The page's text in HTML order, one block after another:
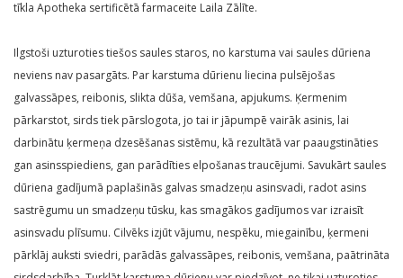
tīkla Apotheka sertificētā farmaceite Laila Zālīte.
Ilgstoši uzturoties tiešos saules staros, no karstuma vai saules dūriena
neviens nav pasargāts. Par karstuma dūrienu liecina pulsējošas
galvassāpes, reibonis, slikta dūša, vemšana, apjukums. Ķermenim
pārkarstot, sirds tiek pārslogota, jo tai ir jāpumpē vairāk asinis, lai
darbinātu ķermeņa dzesēšanas sistēmu, kā rezultātā var paaugstināties
gan asinsspiediens, gan parādīties elpošanas traucējumi. Savukārt saules
dūriena gadījumā paplašinās galvas smadzeņu asinsvadi, radot asins
sastrēgumu un smadzeņu tūsku, kas smagākos gadījumos var izraisīt
asinsvadu plīsumu. Cilvēks izjūt vājumu, nespēku, miegainību, ķermeni
pārklāj auksti sviedri, parādās galvassāpes, reibonis, vemšana, paātrināta